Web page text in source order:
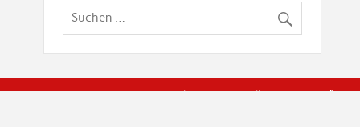
© Brandenburgische Genealogische Gesellschaft (BGG)